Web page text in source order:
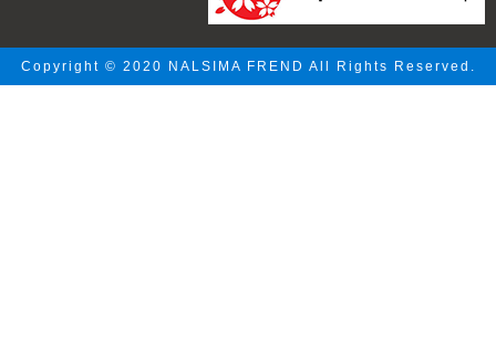
Copyright © 2020 NALSIMA FREND All Rights Reserved.